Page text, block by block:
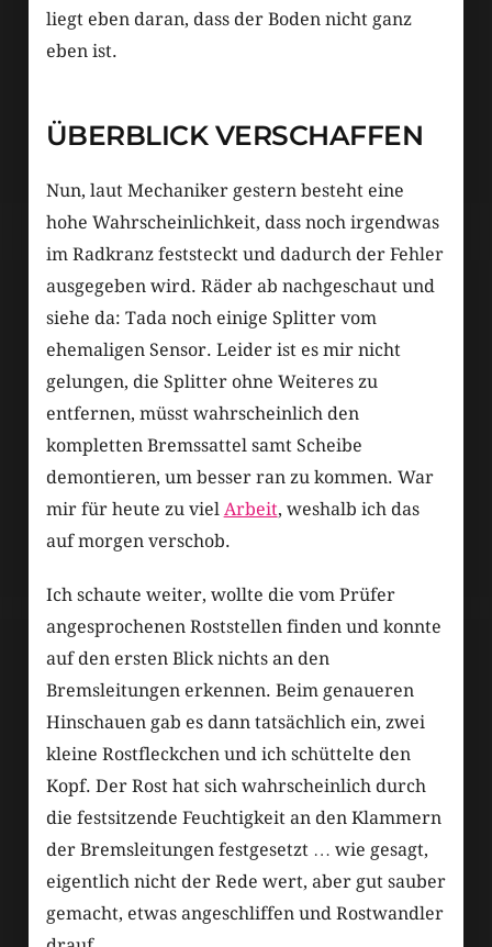
liegt eben daran, dass der Boden nicht ganz
eben ist.
ÜBERBLICK VERSCHAFFEN
Nun, laut Mechaniker gestern besteht eine
hohe Wahrscheinlichkeit, dass noch irgendwas
im Radkranz feststeckt und dadurch der Fehler
ausgegeben wird. Räder ab nachgeschaut und
siehe da: Tada noch einige Splitter vom
ehemaligen Sensor. Leider ist es mir nicht
gelungen, die Splitter ohne Weiteres zu
entfernen, müsst wahrscheinlich den
kompletten Bremssattel samt Scheibe
demontieren, um besser ran zu kommen. War
mir für heute zu viel Arbeit, weshalb ich das
auf morgen verschob.
Ich schaute weiter, wollte die vom Prüfer
angesprochenen Roststellen finden und konnte
auf den ersten Blick nichts an den
Bremsleitungen erkennen. Beim genaueren
Hinschauen gab es dann tatsächlich ein, zwei
kleine Rostfleckchen und ich schüttelte den
Kopf. Der Rost hat sich wahrscheinlich durch
die festsitzende Feuchtigkeit an den Klammern
der Bremsleitungen festgesetzt … wie gesagt,
eigentlich nicht der Rede wert, aber gut sauber
gemacht, etwas angeschliffen und Rostwandler